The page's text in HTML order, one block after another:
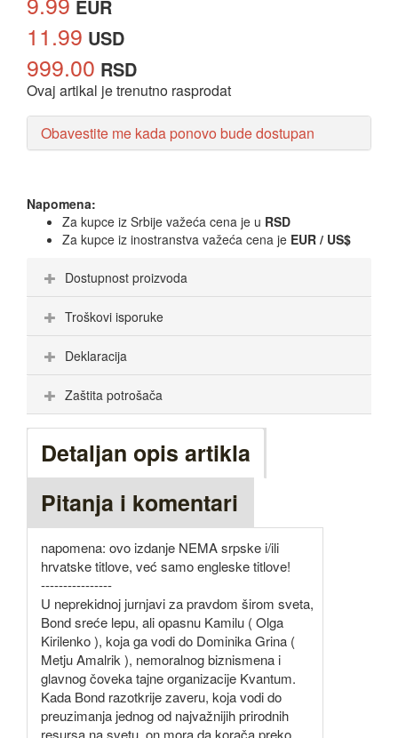
EUR
11.99 USD
999.00 RSD
Ovaj artikal je trenutno rasprodat
Obavestite me kada ponovo bude dostupan
Napomena:
Za kupce iz Srbije važeća cena je u RSD
Za kupce iz inostranstva važeća cena je EUR / US$
Dostupnost proizvoda
Troškovi isporuke
Deklaracija
Zaštita potrošača
Detaljan opis artikla
Pitanja i komentari
napomena: ovo izdanje NEMA srpske i/ili
hrvatske titlove, već samo engleske titlove!
----------------
U neprekidnoj jurnjavi za pravdom širom sveta,
Bond sreće lepu, ali opasnu Kamilu ( Olga
Kirilenko ), koja ga vodi do Dominika Grina (
Metju Amalrik ), nemoralnog biznismena i
glavnog čoveka tajne organizacije Kvantum.
Kada Bond razotkrije zaveru, koja vodi do
preuzimanja jednog od najvažnijih prirodnih